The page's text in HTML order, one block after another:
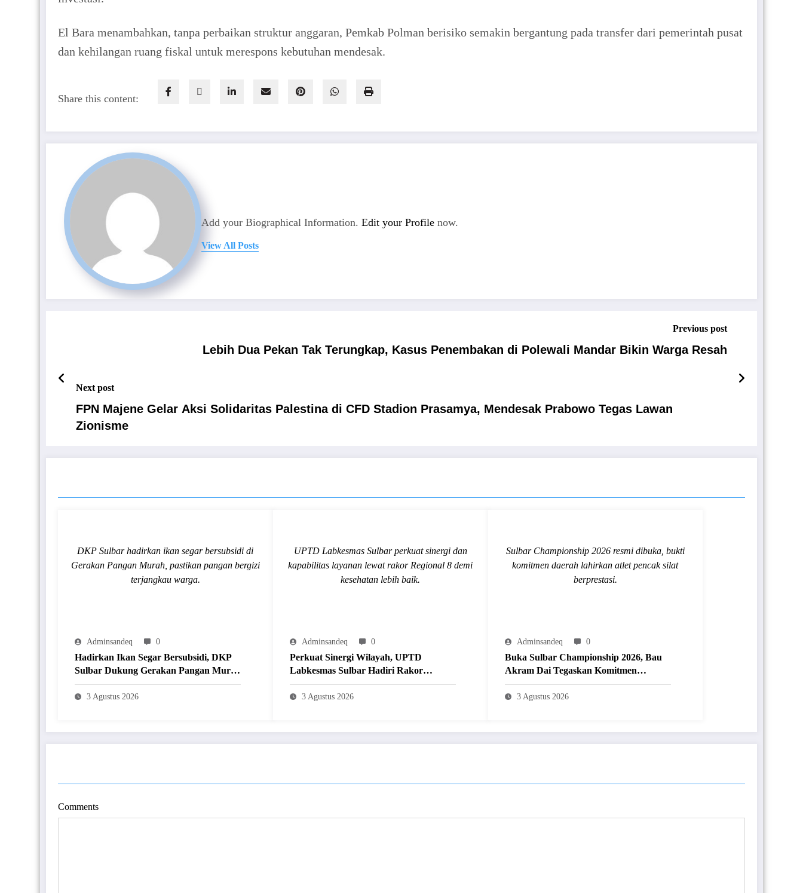
El Bara menambahkan, tanpa perbaikan struktur anggaran, Pemkab Polman berisiko semakin bergantung pada transfer dari pemerintah pusat
dan kehilangan ruang fiskal untuk merespons kebutuhan mendesak.
Share this content:
Add your Biographical Information. Edit your Profile now.
View All Posts
Previous post
Lebih Dua Pekan Tak Terungkap, Kasus Penembakan di Polewali Mandar Bikin Warga Resah
Next post
FPN Majene Gelar Aksi Solidaritas Palestina di CFD Stadion Prasamya, Mendesak Prabowo Tegas Lawan
Zionisme
DKP Sulbar hadirkan ikan segar bersubsidi di
Gerakan Pangan Murah, pastikan pangan bergizi
terjangkau warga.
Adminsandeq 0
Hadirkan Ikan Segar Bersubsidi, DKP
Sulbar Dukung Gerakan Pangan Murah
Jangkau Masyarakat
3 Agustus 2026
UPTD Labkesmas Sulbar perkuat sinergi dan
kapabilitas layanan lewat rakor Regional 8 demi
kesehatan lebih baik.
Adminsandeq 0
Perkuat Sinergi Wilayah, UPTD
Labkesmas Sulbar Hadiri Rakor
Penguatan Labkesmas Regional 8 di
Makassar
3 Agustus 2026
Sulbar Championship 2026 resmi dibuka, bukti
komitmen daerah lahirkan atlet pencak silat
berprestasi.
Adminsandeq 0
Buka Sulbar Championship 2026, Bau
Akram Dai Tegaskan Komitmen
Pembinaan Olahraga Prestasi
3 Agustus 2026
Comments